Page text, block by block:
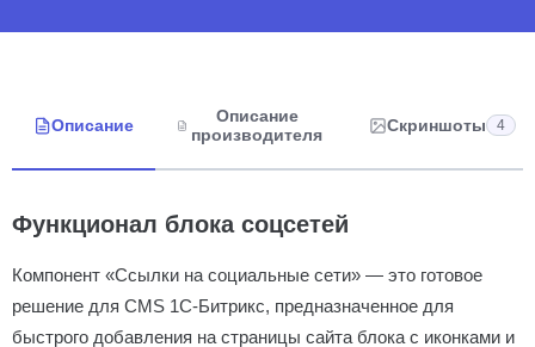
Описание
Описание
производителя
Скриншоты 4
Функционал блока соцсетей
Компонент «Ссылки на социальные сети» — это готовое
решение для CMS 1С-Битрикс, предназначенное для
быстрого добавления на страницы сайта блока с иконками и